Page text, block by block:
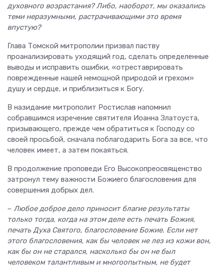
духовного возрастания? Либо, наоборот, мы оказались
теми неразумными, растрачивающими это время
впустую?
Глава Томской митрополии призвал паству
проанализировать уходящий год, сделать определенные
выводы и исправить ошибки, «отреставрировать
поврежденные нашей немощной природой и грехом»
душу и сердце, и приблизиться к Богу.
В назидание митрополит Ростислав напомнил
собравшимся изречение святителя Иоанна Златоуста,
призывающего, прежде чем обратиться к Господу со
своей просьбой, сначала поблагодарить Бога за все, что
человек имеет, а затем покаяться.
В продолжение проповеди Его Высокопреосвященство
затронул тему важности Божиего благословения для
совершения добрых дел.
– Любое доброе дело приносит благие результаты
только тогда, когда на этом деле есть печать Божия,
печать Духа Святого, благословение Божие. Если нет
этого благословения, как бы человек не лез из кожи вон,
как бы он не старался, насколько бы он не был
человеком талантливым и многоопытным, не будет